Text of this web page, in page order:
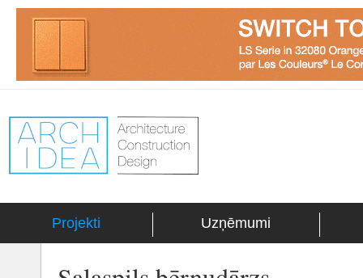
Projekti Uzņēmumi